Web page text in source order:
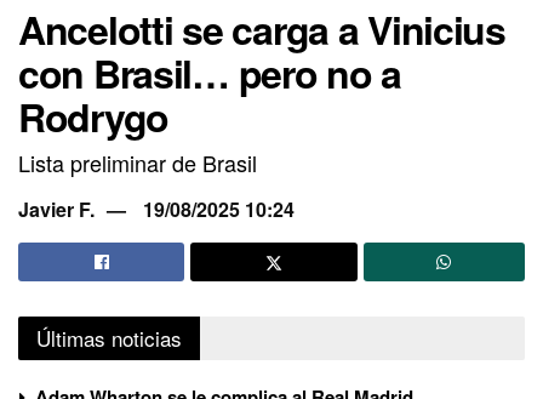
Ancelotti se carga a Vinicius
con Brasil… pero no a
Rodrygo
Lista preliminar de Brasil
Javier F. 19/08/2025 10:24
Últimas noticias